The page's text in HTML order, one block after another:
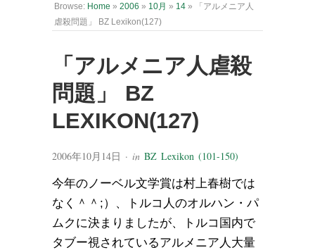
Browse: Home » 2006 » 10月 » 14 »
「アルメニア人
虐殺問題」 BZ Lexikon(127)
「アルメニア人虐殺
問題」 BZ
LEXIKON(127)
2006年10月14日 · in BZ Lexikon (101-150)
今年のノーベル文学賞は村上春樹では
なく＾＾;）、トルコ人のオルハン・パ
ムクに決まりましたが、トルコ国内で
タブー視されているアルメニア人大量